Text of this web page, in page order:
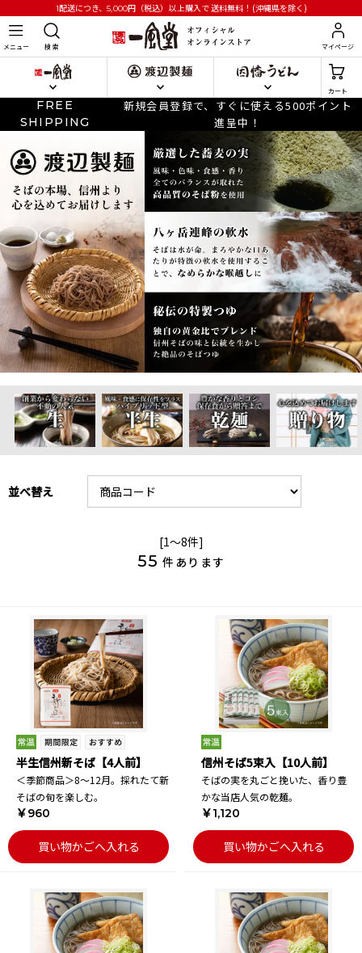
1配送につき、5,000円 （税込）以上購入で送料無料！(沖縄県を除く)
メニュー 検 索 マイページ
カート
FREE
SHIPPING
新規会員登録で、すぐに使える500ポイント
進呈中！
並べ替え
[1～8件]
55 件あります
半生信州新そば【4人前】
＜季節商品＞8～12月。採れたて新
そばの旬を楽しむ。
￥960
買い物かごへ入れる
信州そば5束入【10人前】
そばの実を丸ごと挽いた、香り豊
かな当店人気の乾麺。
￥1,120
買い物かごへ入れる